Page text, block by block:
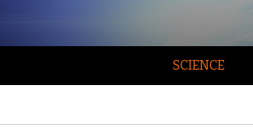
SCIENCE